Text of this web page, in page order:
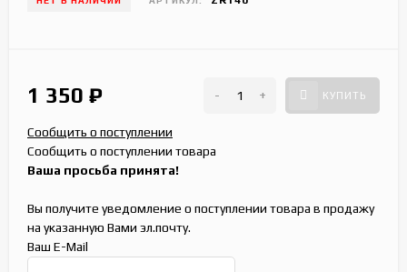
1 350 ₽ - + КУПИТЬ
Сообщить о поступлении
Сообщить о поступлении товара
Ваша просьба принята!
Вы получите уведомление о поступлении товара в продажу
на указанную Вами эл.почту.
Ваш E-Mail